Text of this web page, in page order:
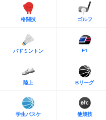
格闘技 ゴルフ
バドミントン F1
陸上 Bリーグ
学生バスケ 他競技